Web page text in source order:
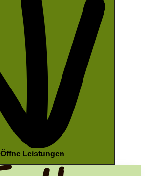
Öffne Leistungen